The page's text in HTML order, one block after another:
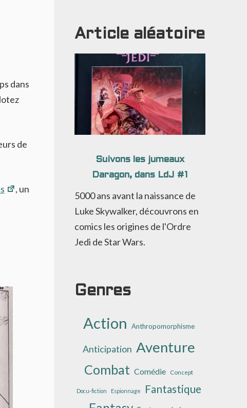
dans
de
, un
Article aléatoire
Suivons les jumeaux
Daragon, dans LdJ #1
5000 ans avant la naissance de
Luke Skywalker, découvrons en
comics les origines de l'Ordre
Jedi de Star Wars.
Genres
Action Anthropomorphisme
Anticipation Aventure
Combat Comédie Concept
Docu-fiction Espionnage Fantastique